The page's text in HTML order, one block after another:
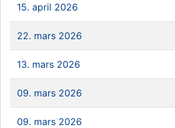
15. april 2026
22. mars 2026
13. mars 2026
09. mars 2026
09. mars 2026